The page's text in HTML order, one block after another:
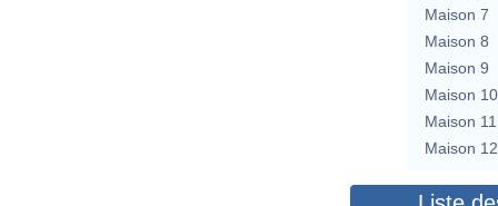
Maison 7
Maison 8
Maison 9
Maison 10
Maison 11
Maison 12